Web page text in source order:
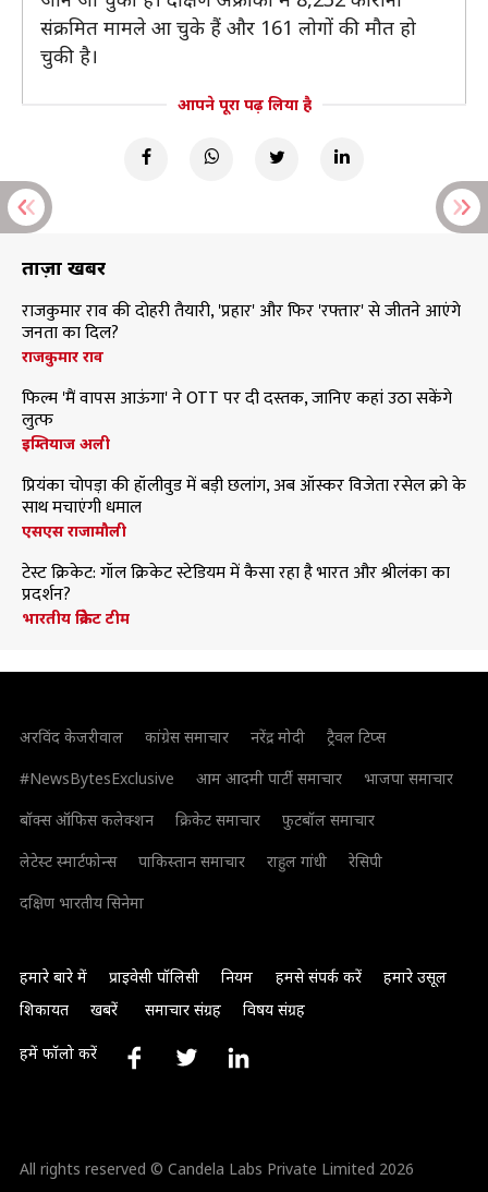
संक्रमित मामले आ चुके हैं और 161 लोगों की मौत हो
चुकी है।
आपने पूरा पढ़ लिया है
ताज़ा खबरें
राजकुमार राव की दोहरी तैयारी, 'प्रहार' और फिर 'रफ्तार' से जीतने आएंगे
जनता का दिल?
राजकुमार राव
फिल्म 'मैं वापस आऊंगा' ने OTT पर दी दस्तक, जानिए कहां उठा सकेंगे
लुत्फ
इम्तियाज अली
प्रियंका चोपड़ा की हॉलीवुड में बड़ी छलांग, अब ऑस्कर विजेता रसेल क्रो के
साथ मचाएंगी धमाल
एसएस राजामौली
टेस्ट क्रिकेट: गॉल क्रिकेट स्टेडियम में कैसा रहा है भारत और श्रीलंका का
प्रदर्शन?
भारतीय क्रिकेट टीम
अरविंद केजरीवाल कांग्रेस समाचार नरेंद्र मोदी
ट्रैवल टिप्स
#NewsBytesExclusive
आम आदमी पार्टी समाचार
भाजपा समाचार
बॉक्स ऑफिस कलेक्शन
क्रिकेट समाचार
फुटबॉल समाचार
लेटेस्ट स्मार्टफोन्स
पाकिस्तान समाचार राहुल गांधी
रेसिपी
दक्षिण भारतीय सिनेमा
हमारे बारे में प्राइवेसी पॉलिसी नियम हमसे संपर्क करें
हमारे उसूल
शिकायत
खबरें समाचार संग्रह विषय संग्रह
हमें फॉलो करें
All rights reserved © Candela Labs Private Limited 2026